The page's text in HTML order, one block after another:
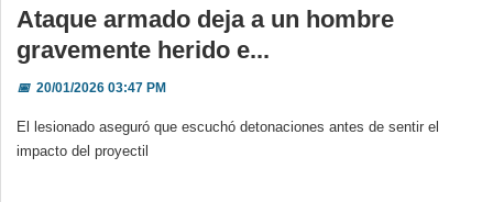
Ataque armado deja a un hombre
gravemente herido e...
📅20/01/2026 03:47 PM
El lesionado aseguró que escuchó detonaciones antes de sentir el
impacto del proyectil